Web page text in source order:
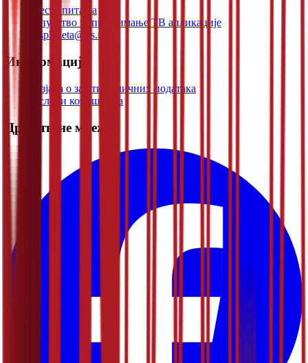
Честа питања
Упутство за преузимање ТВ апликације
rtsplaneta@rts.rs
Информације
Изјава о заштити личних података
Услови коришћења
Друштвене мреже